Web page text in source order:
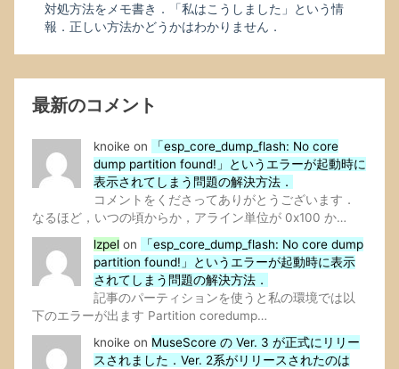
て
お
す．
へ
の
対処方法をメモ書き．「私はこうしました」という情
報．正しい方法かどうかはわかりません．
最新のコメント
knoike on
「esp_core_dump_flash: No core
dump partition found!」というエラーが起動時に
表示されてしまう問題の解決方法．
コメントをくださってありがとうございます．
なるほど，いつの頃からか，アライン単位が 0x100 か…
lzpel on
「esp_core_dump_flash: No core dump
partition found!」というエラーが起動時に表示
されてしまう問題の解決方法．
記事のパーティションを使うと私の環境では以
下のエラーが出ます Partition coredump…
knoike on MuseScore の Ver. 3 が正式にリリー
スされました．Ver. 2系がリリースされたのは